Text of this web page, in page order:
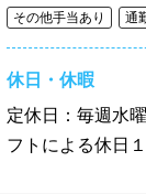
その他手当あり 通
休日・休暇
定休日：毎週水
フトによる休日